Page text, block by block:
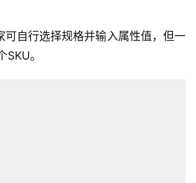
可自行选择规格并输入属性值，但一
。